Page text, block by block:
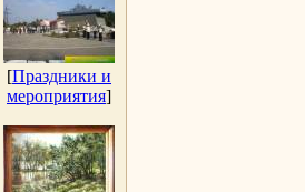
[Праздники и
мероприятия]